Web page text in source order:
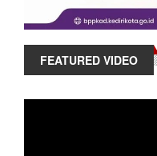
FEATURED VIDEO